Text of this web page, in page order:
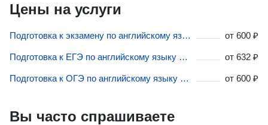
Цены на услуги
Подготовка к экзамену по английскому языку в Санкт-Петербурге от 600 ₽
Подготовка к ЕГЭ по английскому языку в Санкт-Петербурге от 632 ₽
Подготовка к ОГЭ по английскому языку в Санкт-Петербурге от 600 ₽
Вы часто спрашиваете